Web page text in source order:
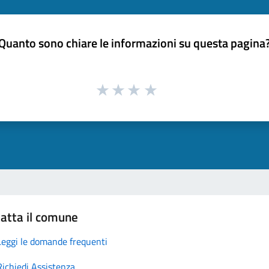
sono chiare le informazioni su questa
il comune
le domande frequenti